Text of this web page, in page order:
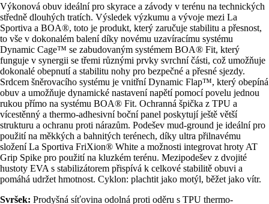
Výkonová obuv ideální pro skyrace a závody v terénu na technických
středně dlouhých tratích. Výsledek výzkumu a vývoje mezi La
Sportiva a BOA®, toto je produkt, který zaručuje stabilitu a přesnost,
to vše v dokonalém balení díky novému uzavíracímu systému
Dynamic Cage™ se zabudovaným systémem BOA® Fit, který
funguje v synergii se třemi různými prvky svrchní části, což umožňuje
dokonalé obepnutí a stabilitu nohy pro bezpečné a přesné sjezdy.
Srdcem šněrovacího systému je vnitřní Dynamic Flap™, který obepíná
obuv a umožňuje dynamické nastavení napětí pomocí povelu jednou
rukou přímo na systému BOA® Fit. Ochranná špička z TPU a
vícestěnný a thermo-adhesivní boční panel poskytují ještě větší
strukturu a ochranu proti nárazům. Podešev mud-ground je ideální pro
použití na měkkých a bahnitých terénech, díky ultra přilnavému
složení La Sportiva FriXion® White a možnosti integrovat hroty AT
Grip Spike pro použití na kluzkém terénu. Mezipodešev z dvojité
hustoty EVA s stabilizátorem přispívá k celkové stabilitě obuvi a
pomáhá udržet hmotnost. Cyklon: plachtit jako motýl, běžet jako vítr.
Svršek: Prodyšná síťovina odolná proti oděru s TPU thermo-